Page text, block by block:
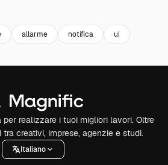
allarme notifica ui
realizzare i tuoi migliori lavori. Oltre
tra creativi, imprese, agenzie e studi.
Italiano